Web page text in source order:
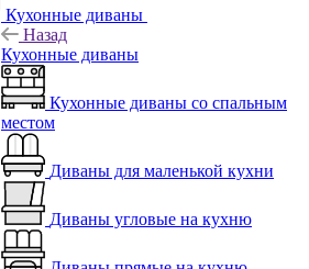
Кухонные диваны
Назад
Кухонные диваны
Кухонные диваны со спальным
местом
Диваны для маленькой кухни
Диваны угловые на кухню